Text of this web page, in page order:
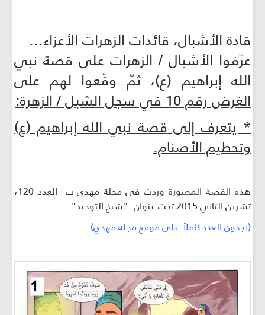
قادة الأشبال، قائدات الزهرات الأعزاء...
عرّفوا الأشبال / الزهرات على قصة نبي
الله إبراهيم (ع)، ثمّ وقّعوا لهم على
الغرض رقم 10 في سجل الشبل / الزهرة:
* يتعرف إلى قصة نبي الله إبراهيم (ع)
وتحطيم الأصنام.
هذه القصة المصورة وردت في مجلة مهدي-ب العدد 120،
تشرين الثاني 2015 تحت عنوان: "شيخ التوحيد".
(تجدون العدد كاملاً على موقع مجلة مهدي).